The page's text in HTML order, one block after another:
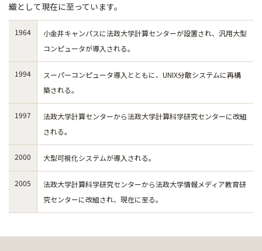
織として現在に至っています。
1964
小金井キャンパスに法政大学計算センターが設置され、汎用大型
コンピュータが導入される。
1994
スーパーコンピュータ導入とともに、UNIX分散システムに再構
築される。
1997
法政大学計算センターから法政大学計算科学研究センターに改組
される。
2000 大型可視化システムが導入される。
2005
法政大学計算科学研究センターから法政大学情報メディア教育研
究センターに改組され、現在に至る。